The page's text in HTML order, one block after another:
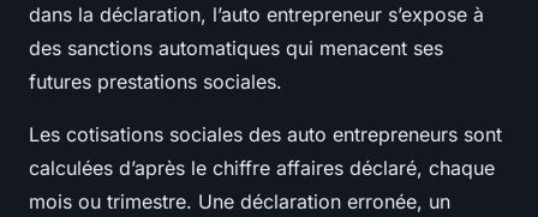
dans la déclaration, l’auto entrepreneur s’expose à
des sanctions automatiques qui menacent ses
futures prestations sociales.
Les cotisations sociales des auto entrepreneurs sont
calculées d’après le chiffre affaires déclaré, chaque
mois ou trimestre. Une déclaration erronée, un